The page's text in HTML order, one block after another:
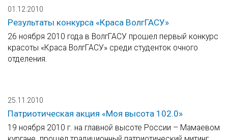
01.12.2010
Результаты конкурса «Краса ВолгГАСУ»
26 ноября 2010 года в ВолгГАСУ прошел первый конкурс
красоты «Краса ВолгГАСУ» среди студенток очного
отделения.
25.11.2010
Патриотическая акция «Моя высота 102.0»
19 ноября 2010 г. на главной высоте России – Мамаевом